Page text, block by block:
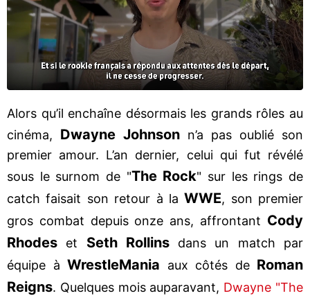
Alors qu’il enchaîne désormais les grands rôles au
cinéma, Dwayne Johnson n’a pas oublié son
premier amour. L’an dernier, celui qui fut révélé
sous le surnom de "The Rock" sur les rings de
catch faisait son retour à laWWE, son premier
gros combat depuis onze ans, affrontant Cody
Rhodes et Seth Rollinsdans un match par
équipe à WrestleMania aux côtés de Roman
Reigns. Quelques mois auparavant, Dwayne "The